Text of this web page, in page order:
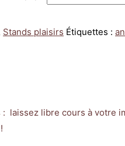
Stands plaisirs Étiquettes :
laissez libre cours à votre